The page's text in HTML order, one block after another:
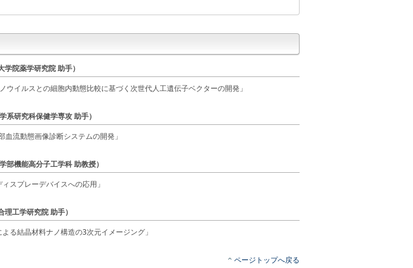
院薬学研究院 助手）
イルスとの細胞内動態比較に基づく次世代人工遺伝子ベクターの開発」
系研究科保健学専攻 助手）
流動態画像診断システムの開発」
機能高分子工学科 助教授）
スプレーデバイスへの応用」
工学研究院 助手）
る結晶材料ナノ構造の3次元イメージング」
ページトップへ戻る